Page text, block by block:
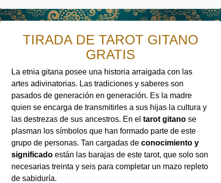
TIRADA DE TAROT GITANO
GRATIS
La etnia gitana posee una historia arraigada con las
artes adivinatorias. Las tradiciones y saberes son
pasados de generación en generación. Es la madre
quien se encarga de transmitirles a sus hijas la cultura y
las destrezas de sus ancestros. En el tarot gitano se
plasman los símbolos que han formado parte de este
grupo de personas. Tan cargadas de conocimiento y
significado están las barajas de este tarot, que solo son
necesarias treinta y seis para completar un mazo repleto
de sabiduría.